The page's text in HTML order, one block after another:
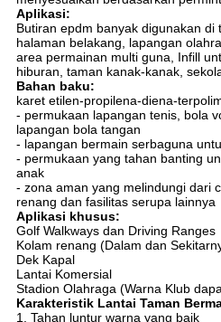
Aplikasi:
Butiran epdm banyak digunakan di
halaman belakang, lapangan
area permainan multi guna, Infill
hiburan, taman kanak-kanak,
Bahan baku:
karet etilen-propilena-diena-
- permukaan lapangan tenis, bola
lapangan bola tangan
- lapangan bermain serbaguna
- permukaan yang tahan banting
anak
- zona aman yang melindungi dari
renang dan fasilitas serupa lainnya
Aplikasi khusus:
Golf Walkways dan Driving Ranges
Kolam renang (Dalam dan
Dek Kapal
Lantai Komersial
Stadion Olahraga (Warna Klub
Karakteristik Lantai Taman
1. Tahan luntur warna yang baik